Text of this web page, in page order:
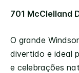
701 McClelland
O grande
divertido e ideal
e celebrações